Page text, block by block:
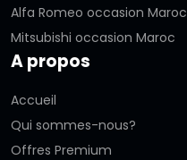
Alfa Romeo occasion Maroc
Mitsubishi occasion Maroc
A propos
Accueil
Qui sommes-nous?
Offres Premium